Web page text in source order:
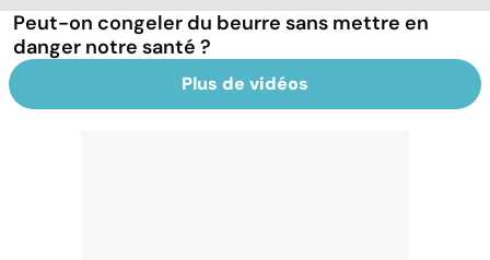
Peut-on congeler du beurre sans mettre en
danger notre santé ?
Plus de vidéos